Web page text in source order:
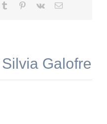
Tumblr Pinterest
Vk
Correo
Silvia Galofre